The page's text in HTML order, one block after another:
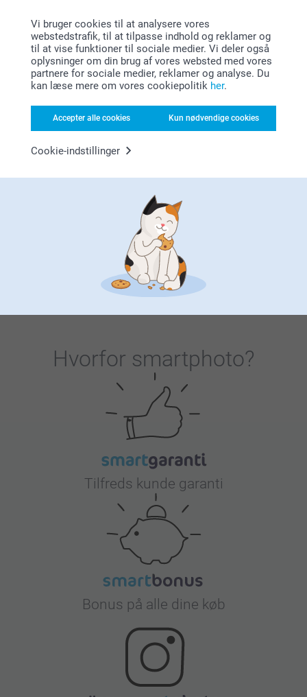
Vi bruger cookies til at analysere vores
webstedstrafik, til at tilpasse indhold og reklamer og
til at vise funktioner til sociale medier. Vi deler også
oplysninger om din brug af vores websted med vores
partnere for sociale medier, reklamer og analyse. Du
kan læse mere om vores cookiepolitik her.
Accepter alle cookies Kun nødvendige cookies
Cookie-indstillinger
Venlig hilsen
Zeinab @smartphoto
18.03.2024
08:48
Hej Trine
Tusind tak for din dejlige anmeldelse og dine 4
stjerner.
Det glæder os at du er så tilfreds med dit produkt og
vi håber du får glæde af den i lang tid fremover.
Vis mere
Lignende produkter
Refleksvest
5 varianter
169,00
Personlig gymnastikpose
179,00
billede
4 varianter
Fra
(34 anmeldelser)
Hvorfor smartphoto?
Tilfreds kunde garanti
Bonus på alle dine køb